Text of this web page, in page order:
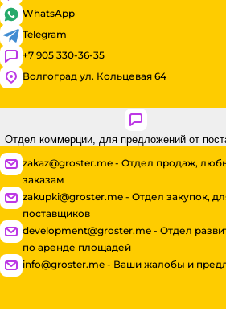
WhatsApp
Telegram
+7 905 330-36-35
Волгоград ул. Кольцевая 64
Отдел коммерции, для предложений от
zakaz@groster.me - Отдел продаж,
заказам
zakupki@groster.me - Отдел закупок,
поставщиков
development@groster.me - Отдел
по аренде площадей
info@groster.me - Ваши жалобы и